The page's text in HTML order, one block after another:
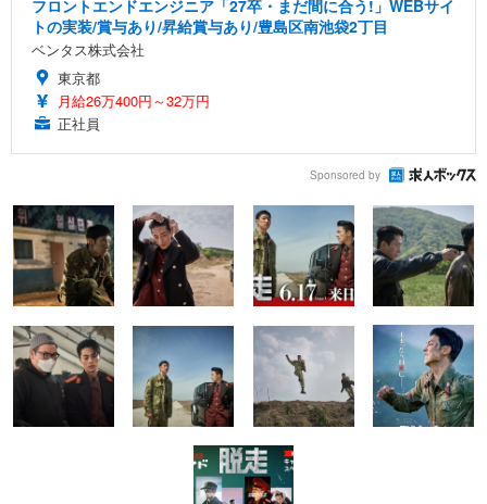
フロントエンドエンジニア「27卒・まだ間に合う!」WEBサイ
トの実装/賞与あり/昇給賞与あり/豊島区南池袋2丁目
ベンタス株式会社
東京都
月給26万400円～32万円
正社員
Sponsored by